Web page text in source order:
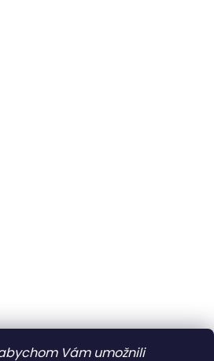
Vám umožniliZavřeno